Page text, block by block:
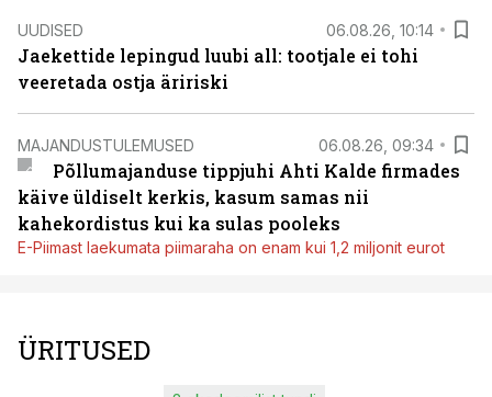
UUDISED 06.08.26, 10:14
Jaekettide lepingud luubi all: tootjale ei tohi
veeretada ostja äririski
MAJANDUSTULEMUSED 06.08.26, 09:34
Põllumajanduse tippjuhi Ahti Kalde firmades
käive üldiselt kerkis, kasum samas nii
kahekordistus kui ka sulas pooleks
E-Piimast laekumata piimaraha on enam kui 1,2 miljonit eurot
ÜRITUSED